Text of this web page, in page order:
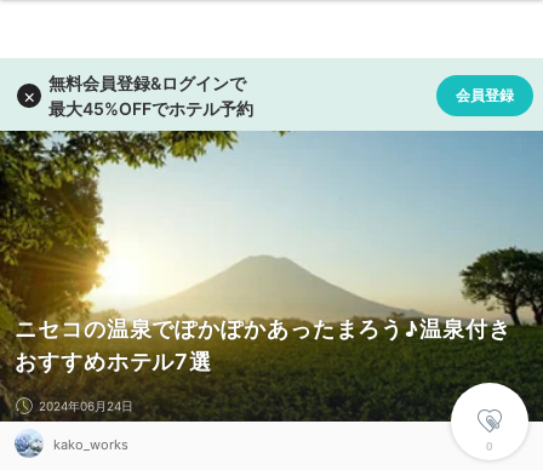
ニセコの温泉でぽかぽかあったまろう♪温泉付き
おすすめホテル7選
0
2024年06月24日
kako_works